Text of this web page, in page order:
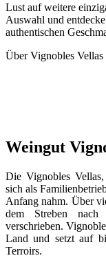
Lust auf weitere
Auswahl und
authentischen
Über Vignobles Vellas
Weingut
Die Vignobles
sich als
Anfang nahm. Über
dem Streben nach
verschrieben.
Land und setzt auf
Terroirs.